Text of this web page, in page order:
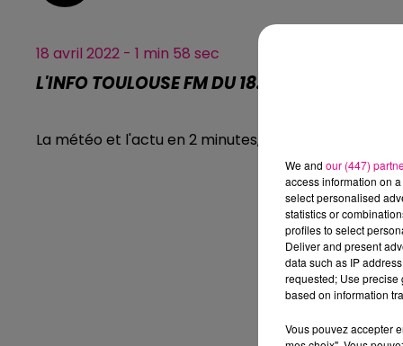
18 avril 2022 - 1 min 58 sec
L'INFO TOULOUSE FM DU 18.04.2022 À 12H00
La météo et l'actu en 2 minutes, l'info Toulouse FM.
We and our (447)
access information on
select personalised
statistics or
profiles to select
Deliver and present
data such as IP
requested; Use precise
based on information
Vous pouvez accepter